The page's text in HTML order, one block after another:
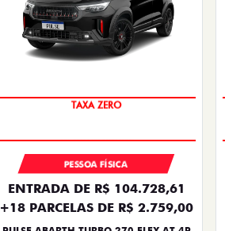
TAXA ZERO
PESSOA FÍSICA
ENTRADA DE R$ 104.728,61
+18 PARCELAS DE R$ 2.759,00